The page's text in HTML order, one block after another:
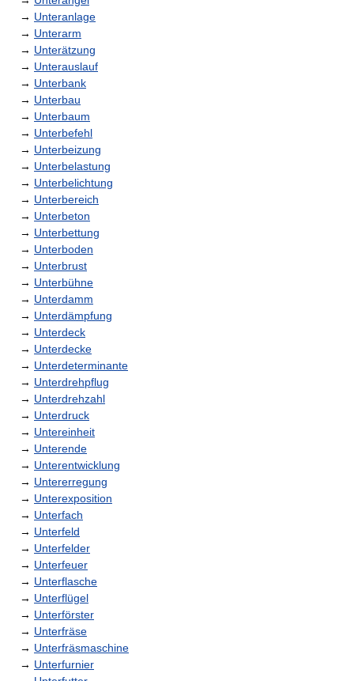
→ Unteranlage
→ Unterarm
→ Unterätzung
→ Unterauslauf
→ Unterbank
→ Unterbau
→ Unterbaum
→ Unterbefehl
→ Unterbeizung
→ Unterbelastung
→ Unterbelichtung
→ Unterbereich
→ Unterbeton
→ Unterbettung
→ Unterboden
→ Unterbrust
→ Unterbühne
→ Unterdamm
→ Unterdämpfung
→ Unterdeck
→ Unterdecke
→ Unterdeterminante
→ Unterdrehpflug
→ Unterdrehzahl
→ Unterdruck
→ Untereinheit
→ Unterende
→ Unterentwicklung
→ Untererregung
→ Unterexposition
→ Unterfach
→ Unterfeld
→ Unterfelder
→ Unterfeuer
→ Unterflasche
→ Unterflügel
→ Unterförster
→ Unterfräse
→ Unterfräsmaschine
→ Unterfurnier